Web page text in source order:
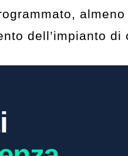
dell’impianto